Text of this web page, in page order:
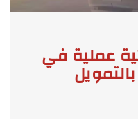
عملية في